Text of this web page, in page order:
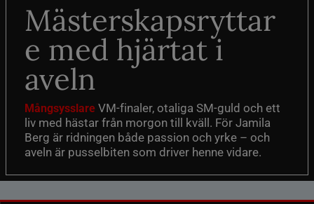
Mästerskapsryttar
e med hjärtat i
aveln
Mångsysslare VM-finaler, otaliga SM-guld och ett
liv med hästar från morgon till kväll. För Jamila
Berg är ridningen både passion och yrke – och
aveln är pusselbiten som driver henne vidare.